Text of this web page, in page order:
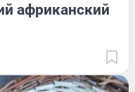
африканский